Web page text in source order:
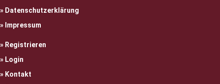
Datenschutzerklärung
Impressum
Registrieren
Login
Kontakt